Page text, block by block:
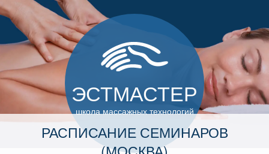
ЭСТМАСТЕР
школа массажных технологий
РАСПИСАНИЕ СЕМИНАРОВ